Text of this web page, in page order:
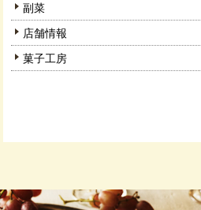
副菜
店舗情報
菓子工房